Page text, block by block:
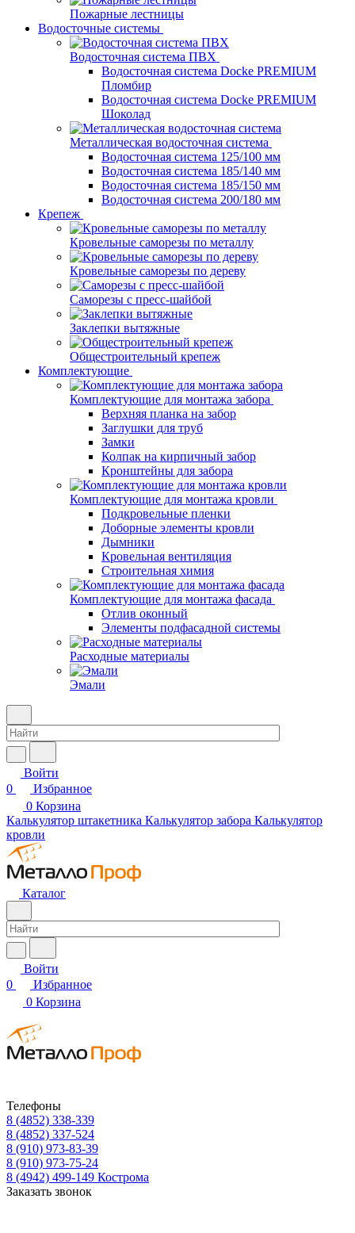
Пожарные лестницы
Водосточные системы
Водосточная система ПВХ
Водосточная система Docke PREMIUM
Пломбир
Водосточная система Docke PREMIUM
Шоколад
Металлическая водосточная система
Водосточная система 125/100 мм
Водосточная система 185/140 мм
Водосточная система 185/150 мм
Водосточная система 200/180 мм
Крепеж
Кровельные саморезы по металлу
Кровельные саморезы по дереву
Саморезы с пресс-шайбой
Заклепки вытяжные
Общестроительный крепеж
Комплектующие
Комплектующие для монтажа забора
Верхняя планка на забор
Заглушки для труб
Замки
Колпак на кирпичный забор
Кронштейны для забора
Комплектующие для монтажа кровли
Подкровельные пленки
Доборные элементы кровли
Дымники
Кровельная вентиляция
Строительная химия
Комплектующие для монтажа фасада
Отлив оконный
Элементы подфасадной системы
Расходные материалы
Эмали
Войти
0
Избранное
0 Корзина
Калькулятор штакетника Калькулятор забора Калькулятор
кровли
Каталог
Войти
0
Избранное
0 Корзина
Телефоны
8 (4852) 338-339
8 (4852) 337-524
8 (910) 973-83-39
8 (910) 973-75-24
8 (4942) 499-149 Кострома
Заказать звонок